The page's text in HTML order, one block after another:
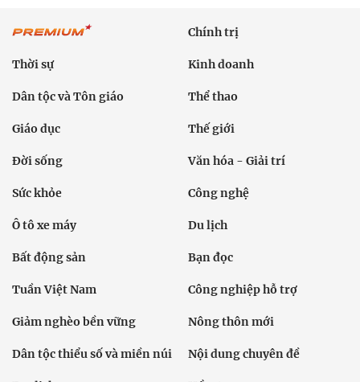
Chính trị
Thời sự Kinh doanh
Dân tộc và Tôn giáo Thể thao
Giáo dục Thế giới
Đời sống Văn hóa - Giải trí
Sức khỏe Công nghệ
Ô tô xe máy Du lịch
Bất động sản Bạn đọc
Tuần Việt Nam Công nghiệp hỗ trợ
Giảm nghèo bền vững Nông thôn mới
Dân tộc thiểu số và miền núi Nội dung chuyên đề